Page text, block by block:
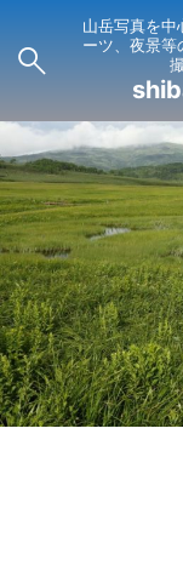
山岳写真を中
ーツ、夜景等